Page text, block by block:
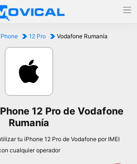
12 Pro Vodafone Rumanía
12 Pro de Vodafone
Rumanía
tu iPhone 12 Pro de Vodafone por IMEI
cualquier operador